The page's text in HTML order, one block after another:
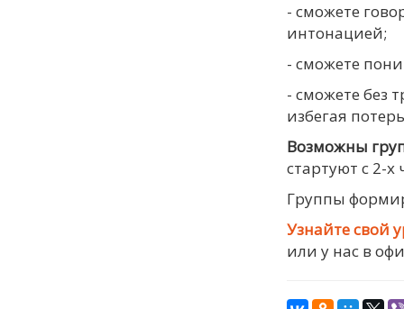
- сможете
интонацией;
- сможете
- сможете без
избегая
Возможны
стартуют с 2-х
Группы
Узнайте свой
или у нас в